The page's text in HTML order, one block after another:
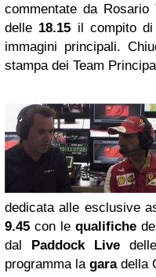
commentate da Rosario
delle 18.15 il compito
immagini principali.
stampa dei Team
dedicata alle esclusive
9.45 con le qualifiche
dal Paddock Live
programma la garadella